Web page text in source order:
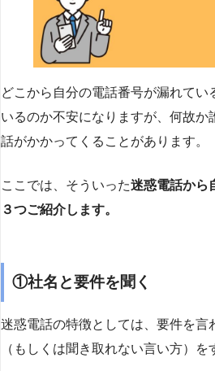
どこから自分の電話番号が漏れてい
いるのか不安になりますが、何故か
話がかかってくることがあります。
ここでは、そういった迷惑電話から
３つご紹介します。
①社名と要件を聞く
迷惑電話の特徴としては、要件を言
（もしくは聞き取れない言い方）を